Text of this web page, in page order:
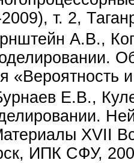
т. 2,
А.В.,
«Вероятность
Е.В.,
XVII
ИПК СФУ,